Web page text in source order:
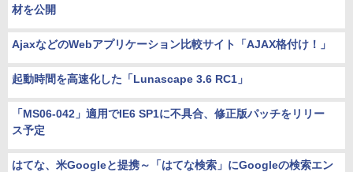
材を公開
AjaxなどのWebアプリケーション比較サイト「AJAX格付け！」
起動時間を高速化した「Lunascape 3.6 RC1」
「MS06-042」適用でIE6 SP1に不具合、修正版パッチをリリー
ス予定
はてな、米Googleと提携～「はてな検索」にGoogleの検索エン